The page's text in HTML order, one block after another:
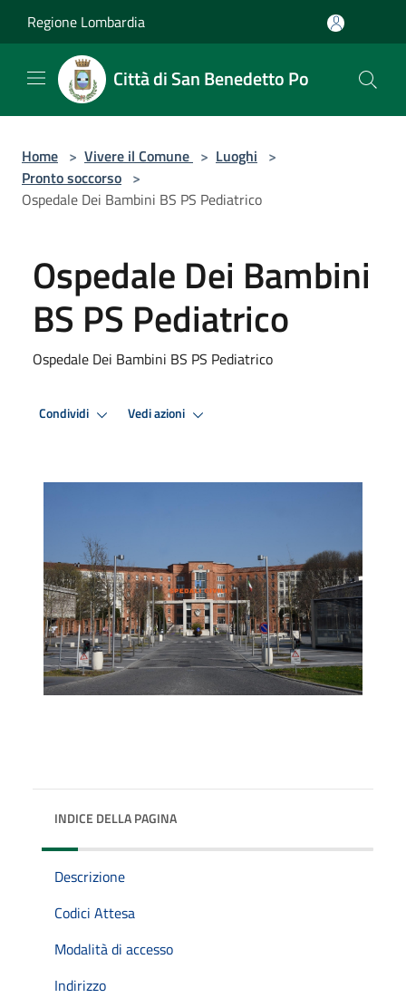
Regione Lombardia
Città di San Benedetto Po
Home > Vivere il Comune > Luoghi >
Pronto soccorso >
Ospedale Dei Bambini BS PS Pediatrico
Ospedale Dei Bambini
BS PS Pediatrico
Ospedale Dei Bambini BS PS Pediatrico
Condividi Vedi azioni
INDICE DELLA PAGINA
Descrizione
Codici Attesa
Modalità di accesso
Indirizzo